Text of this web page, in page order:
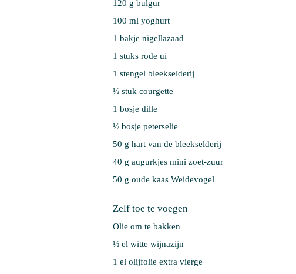
120 g bulgur
100 ml yoghurt
1 bakje nigellazaad
1 stuks rode ui
1 stengel bleekselderij
½ stuk courgette
1 bosje dille
½ bosje peterselie
50 g hart van de bleekselderij
40 g
50 g oude kaas Weidevogel
Zelf toe te voegen
Olie om te bakken
½ el witte wijnazijn
1 el olijfolie extra vierge